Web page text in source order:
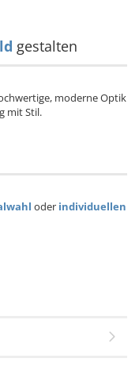
gestalten
moderne Optik
mit Stil.
oder individuellen